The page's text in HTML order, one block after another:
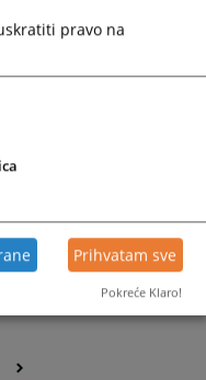
namještenika
pravo na
Prihvatam sve
Pokreće Klaro!